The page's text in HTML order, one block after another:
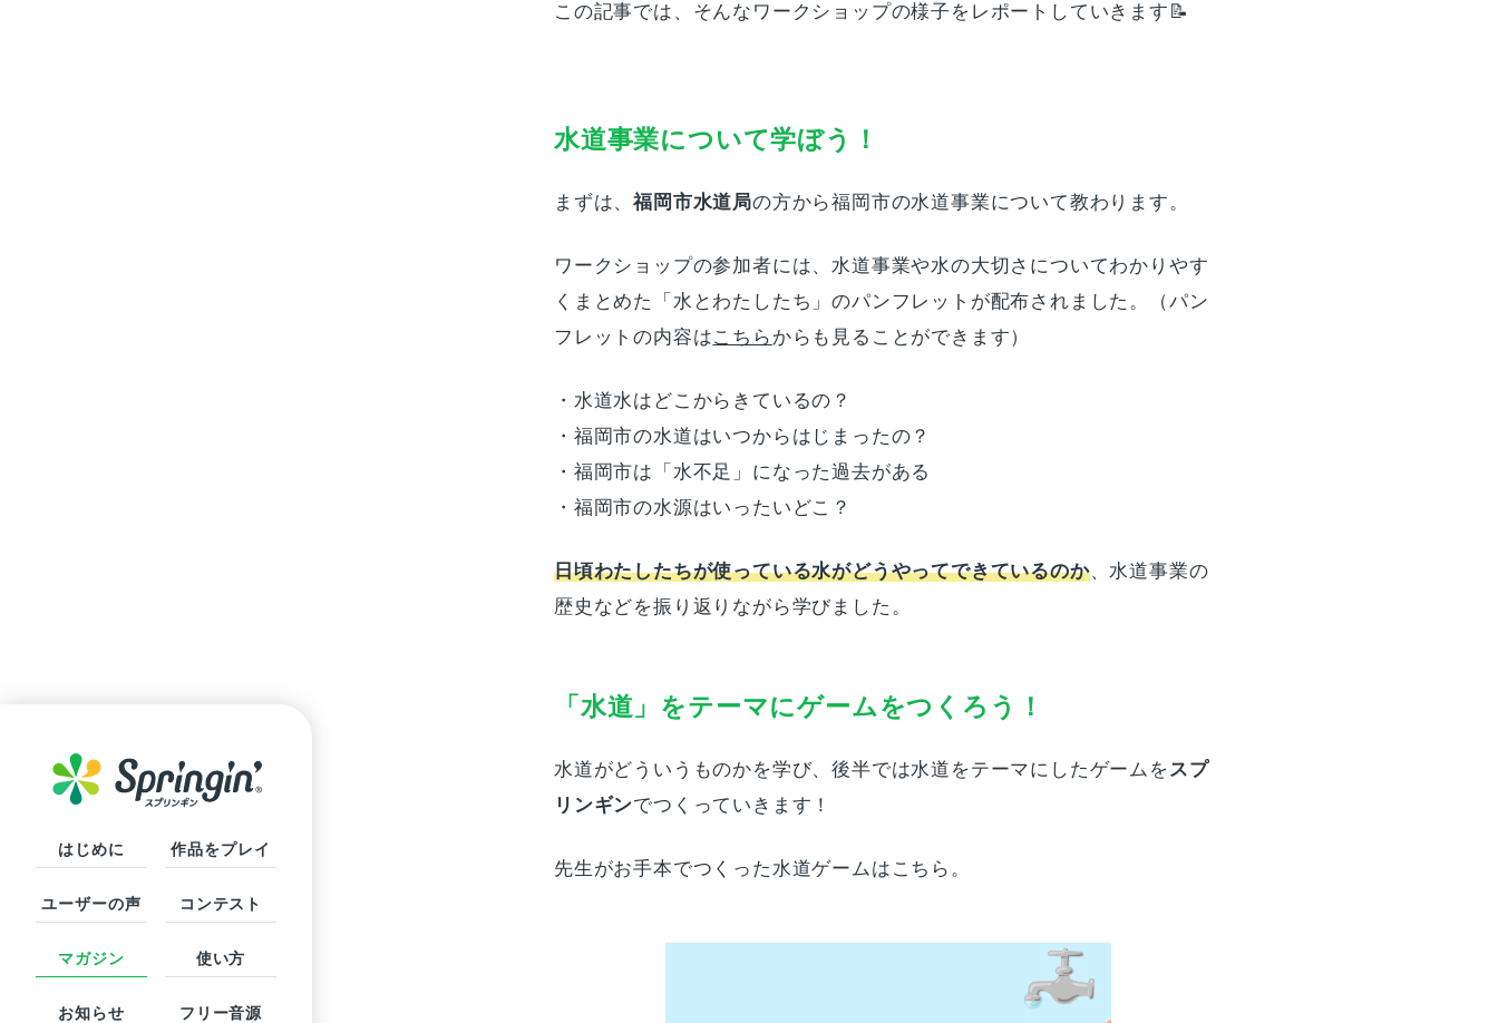
はじめに 作品をプレイ
ユーザーの声 コンテスト
マガジン 使い方
お知らせ フリー音源
この記事では、そんなワークショップの様子をレポートしていきます📝
水道事業について学ぼう！
まずは、福岡市水道局の方から福岡市の水道事業について教わります。
ワークショップの参加者には、水道事業や水の大切さについてわかりやす
くまとめた「水とわたしたち」のパンフレットが配布されました。（パン
フレットの内容はこちら からも見ることができます）
・水道水はどこからきているの？
・福岡市の水道はいつからはじまったの？
・福岡市は「水不足」になった過去がある
・福岡市の水源はいったいどこ？
日頃わたしたちが使っている水がどうやってできているのか、水道事業の
歴史などを振り返りながら学びました。
「水道」をテーマにゲームをつくろう！
水道がどういうものかを学び、後半では水道をテーマにしたゲームをスプ
リンギンでつくっていきます！
先生がお手本でつくった水道ゲームはこちら。